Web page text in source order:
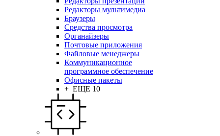
Редакторы мультимедиа
Браузеры
Средства просмотра
Органайзеры
Почтовые приложения
Файловые менеджеры
Коммуникационное
программное обеспечение
Офисные пакеты
+ ЕЩЕ 10